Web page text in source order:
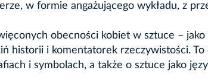
w formie angażującego wykładu, z
obecności kobiet w sztuce –
historii i komentatorek rzeczywistości.
i symbolach, a także o sztuce jako